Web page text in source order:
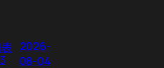
2026-
08-04